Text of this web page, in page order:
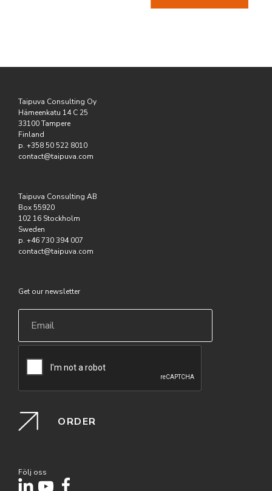
Taipuva Consulting Oy
Hämeenkatu 14 C 25
33100 Tampere
Finland
p. +358 50 522 8010
contact@taipuva.com
Taipuva Consulting AB
Box 55920
102 16 Stockholm
Sweden
p. +46 730 394 007
contact@taipuva.com
Get our newsletter
Email
Följ oss